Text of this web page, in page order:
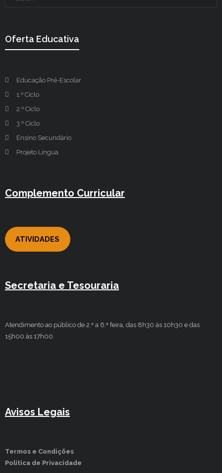
Oferta Educativa
Educação Pré-Escolar
1.º Ciclo
2.º Ciclo
3.º Ciclo
Ensino Secundário
Projeto Língua
Complemento Curricular
ATIVIDADES
Secretaria e Tesouraria
Atendimento ao público de 2.ª a 6.ª feira, das 8h30 às 10h30 e das
15h00 às 17h00.
Avisos Legais
Termos e Condições
Política de Privacidade